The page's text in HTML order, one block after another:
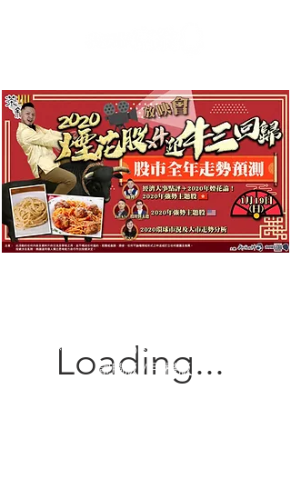
Loading...
*** 如何輸入Discount Code ***
電腦版 / 手機版